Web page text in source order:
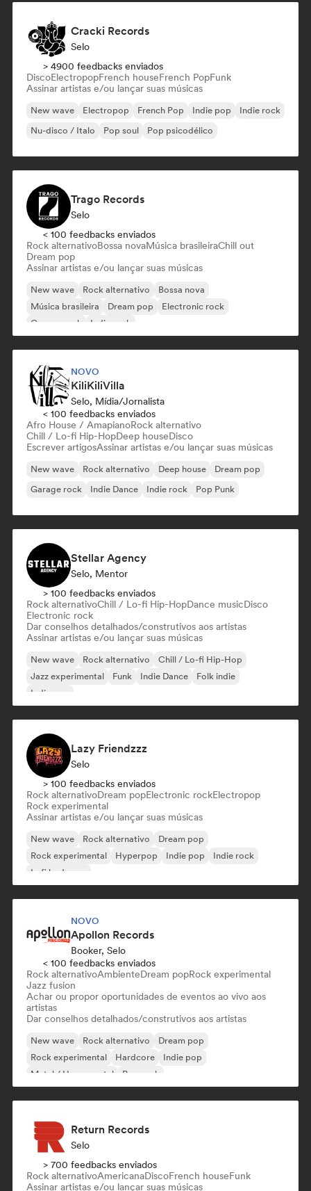
Cracki Records
Selo
> 4900 feedbacks enviados
DiscoElectropopFrench houseFrench PopFunk
Assinar artistas e/ou lançar suas músicas
New wave Electropop French Pop Indie pop
Indie rock
Nu-disco / Italo
Pop soul Pop psicodélico
Trago Records
Selo
< 100 feedbacks enviados
Rock alternativoBossa novaMúsica brasileiraChill out
Dream pop
Assinar artistas e/ou lançar suas músicas
New wave Rock alternativo
Bossa nova
Música brasileira
Dream pop
Electronic rock
Garage rock
Indie rock
NOVO
KiliKiliVilla
Selo, Mídia/Jornalista
< 100 feedbacks enviados
Afro House / AmapianoRock alternativo
Chill / Lo-fi Hip-HopDeep houseDisco
Escrever artigosAssinar artistas e/ou lançar suas músicas
New wave Rock alternativo Deep house
Dream pop
Garage rock
Indie Dance Indie rock Pop Punk
Stellar Agency
Selo, Mentor
> 100 feedbacks enviados
Rock alternativoChill / Lo-fi Hip-HopDance musicDisco
Electronic rock
Dar conselhos detalhados/construtivos aos artistas
Assinar artistas e/ou lançar suas músicas
New wave Rock alternativo
Chill / Lo-fi Hip-Hop
Jazz experimental
Funk Indie Dance
Folk indie
Indie pop
Lazy Friendzzz
Selo
> 100 feedbacks enviados
Rock alternativoDream popElectronic rockElectropop
Rock experimental
Assinar artistas e/ou lançar suas músicas
New wave Rock alternativo
Dream pop
Rock experimental
Hyperpop Indie pop
Indie rock
Lofi bedroom
NOVO
Apollon Records
Booker, Selo
< 100 feedbacks enviados
Rock alternativoAmbienteDream popRock experimental
Jazz fusion
Achar ou propor oportunidades de eventos ao vivo aos
artistas
Dar conselhos detalhados/construtivos aos artistas
New wave Rock alternativo
Dream pop
Rock experimental
Hardcore
Indie pop
Metal / Heavy metal
Pop rock
Return Records
Selo
> 700 feedbacks enviados
Rock alternativoAmericanaDiscoFrench houseFunk
Assinar artistas e/ou lançar suas músicas